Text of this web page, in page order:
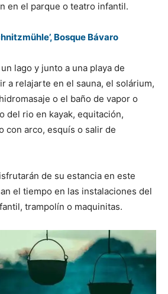
en el parque o teatro infantil.
Bosque Bávaro
lago y junto a una playa de
a relajarte en el sauna, el solárium,
o el baño de vapor o
del rio en kayak, equitación,
con arco, esquís o salir de
de su estancia en este
el tiempo en las instalaciones del
trampolín o maquinitas.